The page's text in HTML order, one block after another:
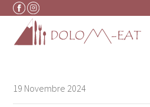
Vai al contenuto
19 Novembre 2024